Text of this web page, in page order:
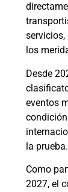
los
Desde
eventos
la prueba.
Como
2027, el